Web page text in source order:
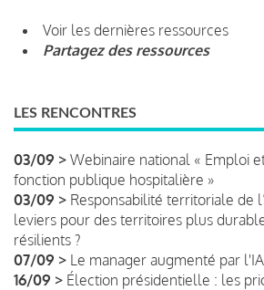
Voir les dernières ressources
Partagez des ressources
LES RENCONTRES
03/09 > Webinaire national « Emploi
fonction publique hospitalière »
03/09 > Responsabilité territoriale de
leviers pour des territoires plus
résilients ?
07/09 > Le manager augmenté par l'IA
16/09 > Élection présidentielle : les